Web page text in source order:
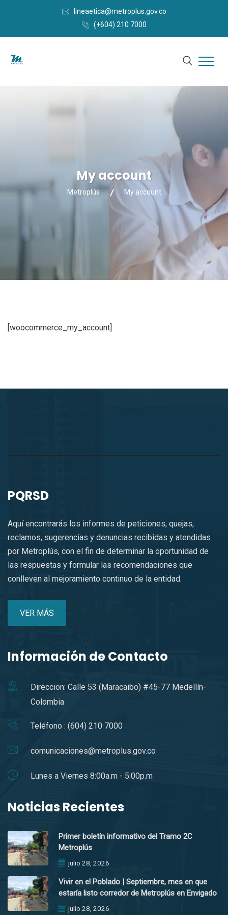
lineaetica@metroplus.gov.co
(+604) 210 7000
My account
Metroplús My account
[woocommerce_my_account]
PQRSD
Aquí encontrarás los informes de peticiones, quejas,
reclamos, sugerencias y denuncias recibidas y atendidas
por Metroplús, con el fin de determinar la oportunidad de
las respuestas y formular las recomendaciones que
conlleven al mejoramiento continuo de la entidad.
VER MÁS
Información de Contacto
Direccion: Calle 53 (Maracaibo) #45-77 Medellín-
Colombia
Teléfono : (604) 210 7000
comunicaciones@metroplus.gov.co
Lunes a Viernes 8:00a.m - 5:00p.m
Noticias Recientes
Primer boletín informativo del Tramo 2C
Metroplús
julio 28, 2026
Vivir en el Poblado | Septiembre, mes en que
estaría listo corredor de Metroplús en Envigado
julio 28, 2026